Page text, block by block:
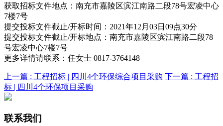
获取招标文件地点：南充市嘉陵区滨江南路二段78号宏凌中心
7楼7号
提交投标文件截止/开标时间：2021年12月03日09点30分
提交投标文件截止/开标地点：南充市嘉陵区滨江南路二段78
号宏凌中心7楼7号
更多详情请联系：任女士 0817-3764148
上一篇 : 工程招标 | 四川4个环保综合项目采购 下一篇 : 工程招
标 | 四川4个环保项目采购
联系我们